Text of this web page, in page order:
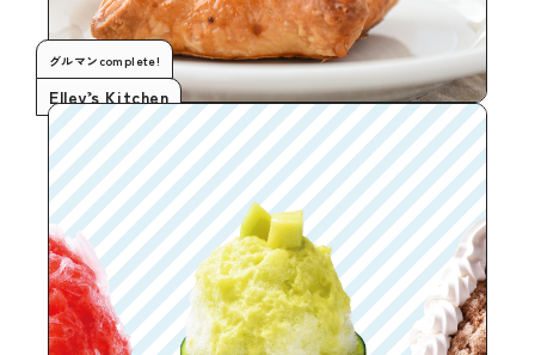
グルマンcomplete!
Elley’s Kitchen